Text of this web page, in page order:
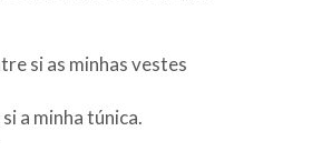
si as minhas vestes
a minha túnica.